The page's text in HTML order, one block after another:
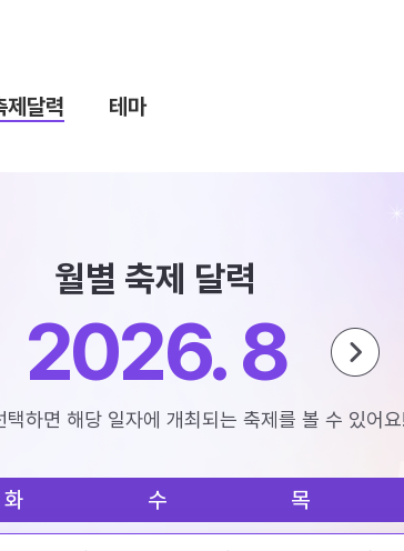
제달력 테마
월별 축제 달력
2026. 8
택하면 해당 일자에 개최되는 축제를 볼 수 있어
화 수 목